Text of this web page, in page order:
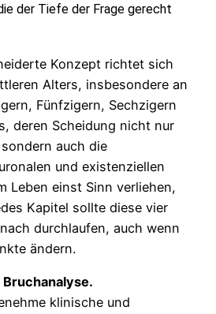
der Tiefe der Frage gerecht
Konzept richtet sich
Alters, insbesondere an
Fünfzigern, Sechzigern
deren Scheidung nicht nur
auch die
und existenziellen
Leben einst Sinn verliehen,
Kapitel sollte diese vier
durchlaufen, auch wenn
ändern.
klinische und